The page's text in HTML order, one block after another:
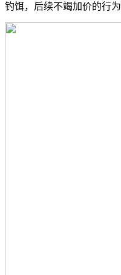
钓饵，后续不竭加价的行为